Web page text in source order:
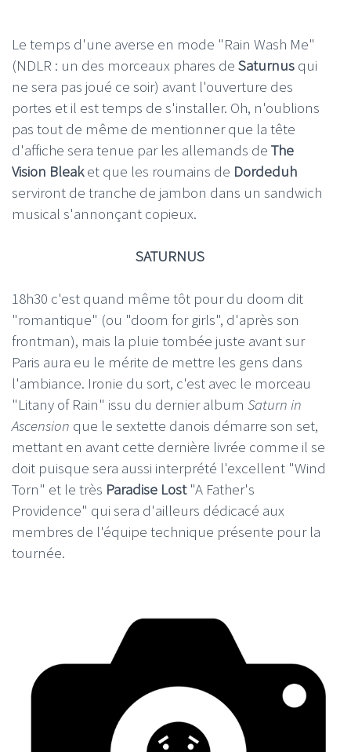
Le temps d'une averse en mode "Rain Wash Me"
(NDLR : un des morceaux phares de Saturnus qui
ne sera pas joué ce soir) avant l'ouverture des
portes et il est temps de s'installer. Oh, n'oublions
pas tout de même de mentionner que la tête
d'affiche sera tenue par les allemands de The
Vision Bleaket que les roumains de Dordeduh
serviront de tranche de jambon dans un sandwich
musical s'annonçant copieux.
SATURNUS
18h30 c'est quand même tôt pour du doom dit
"romantique" (ou "doom for girls", d'après son
frontman), mais la pluie tombée juste avant sur
Paris aura eu le mérite de mettre les gens dans
l'ambiance. Ironie du sort, c'est avec le morceau
"Litany of Rain" issu du dernier album Saturn in
Ascension que le sextette danois démarre son set,
mettant en avant cette dernière livrée comme il se
doit puisque sera aussi interprété l'excellent "Wind
Torn" et le très Paradise Lost "A Father's
Providence" qui sera d'ailleurs dédicacé aux
membres de l'équipe technique présente pour la
tournée.